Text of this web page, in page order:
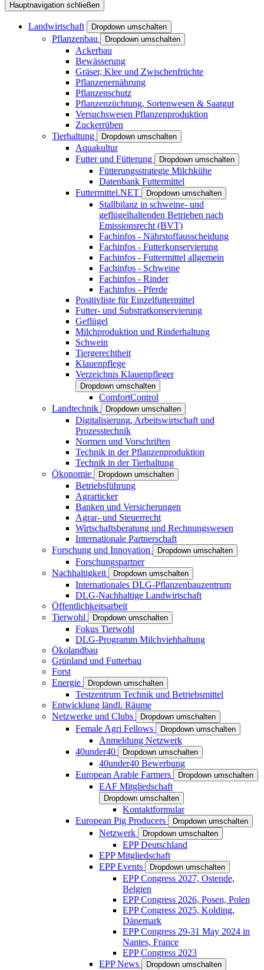
Hauptnavigation schließen
Landwirtschaft Dropdown umschalten
Pflanzenbau Dropdown umschalten
Ackerbau
Bewässerung
Gräser, Klee und Zwischenfrüchte
Pflanzenernährung
Pflanzenschutz
Pflanzenzüchtung, Sortenwesen & Saatgut
Versuchswesen Pflanzenproduktion
Zuckerrüben
Tierhaltung
Dropdown umschalten
Aquakultur
Futter und Fütterung
Dropdown umschalten
Fütterungsstrategie Milchkühe
Datenbank Futtermittel
Futtermittel.NET
Dropdown umschalten
Stallbilanz in schweine- und
geflügelhaltenden Betrieben nach
Emissionsrecht (BVT)
Fachinfos - Nährstoffausscheidung
Fachinfos - Futterkonservierung
Fachinfos - Futtermittel allgemein
Fachinfos - Schweine
Fachinfos - Rinder
Fachinfos - Pferde
Positivliste für Einzelfuttermittel
Futter- und Substratkonservierung
Geflügel
Milchproduktion und Rinderhaltung
Schwein
Tiergerechtheit
Klauenpflege
Verzeichnis Klauenpfleger
Dropdown umschalten
ComfortControl
Landtechnik
Dropdown umschalten
Digitalisierung, Arbeitswirtschaft und
Prozesstechnik
Normen und Vorschriften
Technik in der Pflanzenproduktion
Technik in der Tierhaltung
Ökonomie
Dropdown umschalten
Betriebsführung
Agrarticker
Banken und Versicherungen
Agrar- und Steuerrecht
Wirtschaftsberatung und Rechnungswesen
Internationale Partnerschaft
Forschung und Innovation
Dropdown umschalten
Forschungspartner
Nachhaltigkeit
Dropdown umschalten
Internationales DLG-Pflanzenbauzentrum
DLG-Nachhaltige Landwirtschaft
Öffentlichkeitsarbeit
Tierwohl
Dropdown umschalten
Fokus Tierwohl
DLG-Programm Milchviehhaltung
Ökolandbau
Grünland und Futterbau
Forst
Energie
Dropdown umschalten
Testzentrum Technik und Betriebsmittel
Entwicklung ländl. Räume
Netzwerke und Clubs
Dropdown umschalten
Female Agri Fellows Dropdown umschalten
Anmeldung Netzwerk
40under40
Dropdown umschalten
40under40 Bewerbung
European Arable Farmers
Dropdown umschalten
EAF Mitgliedschaft
Dropdown umschalten
Kontaktformular
European Pig Producers
Dropdown umschalten
Netzwerk Dropdown umschalten
EPP Deutschland
EPP Mitgliedschaft
EPP Events
Dropdown umschalten
EPP Congress 2027, Ostende,
Belgien
EPP Congress 2026, Posen, Polen
EPP Congress 2025, Kolding,
Dänemark
EPP Congress 29-31 May 2024 in
Nantes, France
EPP Congress 2023
EPP News
Dropdown umschalten